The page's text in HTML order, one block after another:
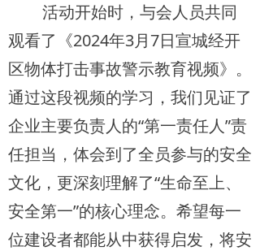
活动开始时，与会人员共同
观看了《2024年3月7日宣城经开
区物体打击事故警示教育视频》。
通过这段视频的学习，我们见证了
企业主要负责人的“第一责任人”责
任担当，体会到了全员参与的安全
文化，更深刻理解了“生命至上、
安全第一”的核心理念。希望每一
位建设者都能从中获得启发，将安